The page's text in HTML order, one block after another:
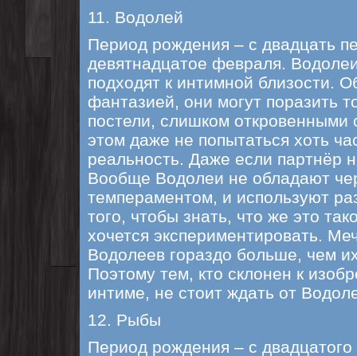
11. Водолей
Период рождения – с двадцать
девятнадцатое февраля.
подходят к интимной близости.
фантазией, они могут поразить
постели, слишком откровенными
этом даже не попытаться хоть
реальность. Даже если партнёр
Вообще Водолеи не обладают
темпераментом, и используют
того, чтобы знать, что же это
хочется экспериментировать.
Водолеев гораздо больше, чем
Поэтому тем, кто склонен к
интиме, не стоит ждать от
12. Рыбы
Период рождения – с